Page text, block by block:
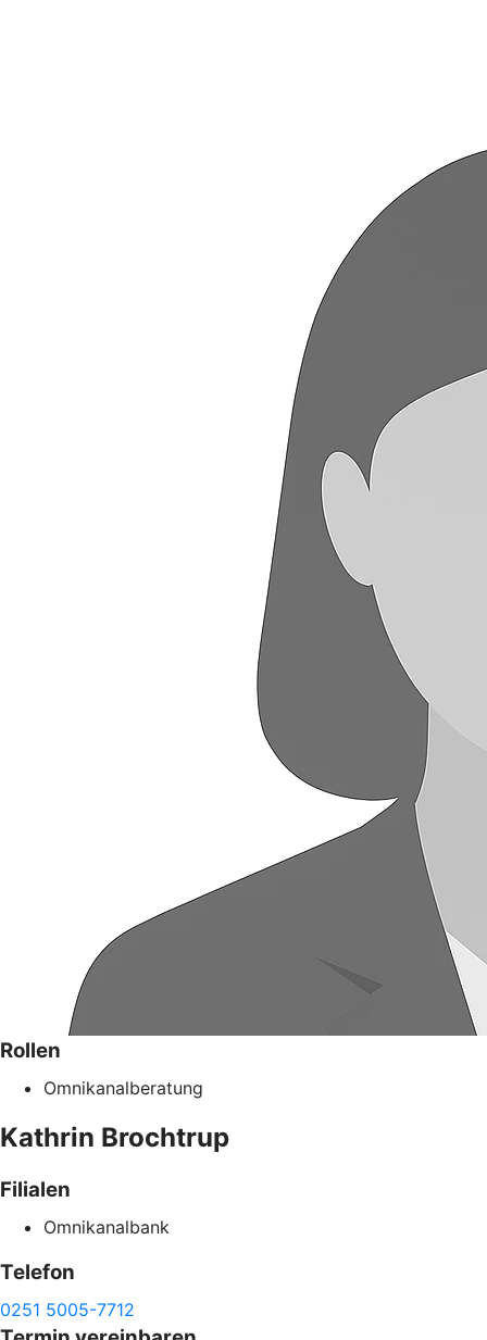
Rollen
Omnikanalberatung
Kathrin Brochtrup
Filialen
Omnikanalbank
Telefon
0251 5005-7712